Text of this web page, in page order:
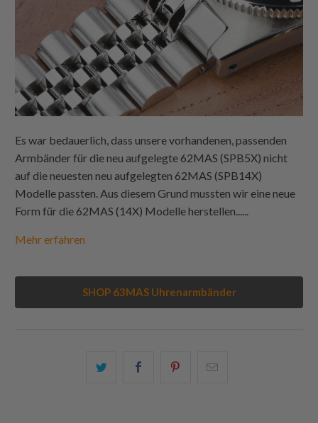
Es war bedauerlich, dass unsere vorhandenen, passenden
Armbänder für die neu aufgelegte 62MAS (SPB5X) nicht
auf die neuesten neu aufgelegten 62MAS (SPB14X)
Modelle passten. Aus diesem Grund mussten wir eine neue
Form für die 62MAS (14X) Modelle herstellen......
Mehr erfahren
SHOP 63MAS Uhrenarmbänder
Teilen
Teilen
Teilen